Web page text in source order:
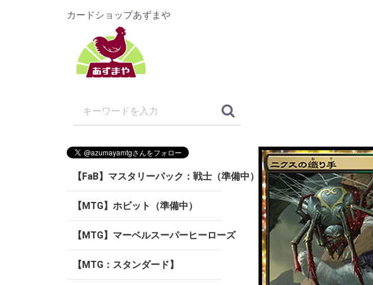
カードショップあずまや
【FaB】マスタリーパック：戦士（準備中）
【MTG】ホビット（準備中）
【MTG】マーベルスーパーヒーローズ
【MTG：スタンダード】